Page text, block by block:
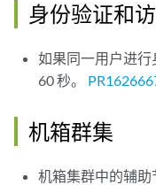
身份验证和
如果同一用户进
60 秒。
机箱群集
机箱集群中的辅助